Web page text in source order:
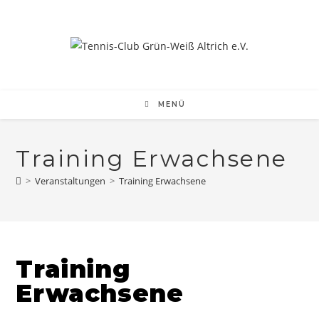
MENÜ
Training Erwachsene
> Veranstaltungen > Training Erwachsene
Training
Erwachsene